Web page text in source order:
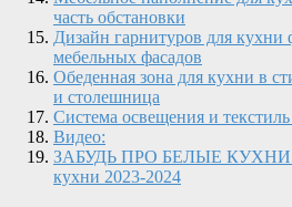
часть обстановки
Дизайн гарнитуров для кухни
мебельных фасадов
Обеденная зона для кухни в
и столешница
Система освещения и
Видео:
ЗАБУДЬ ПРО БЕЛЫЕ КУХНИ ❌
кухни 2023-2024